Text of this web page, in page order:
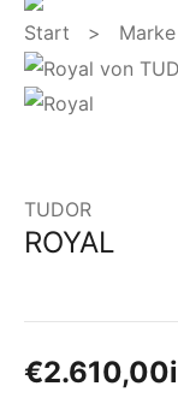
Start > Marke
TUDOR
ROYAL
€2.610,00